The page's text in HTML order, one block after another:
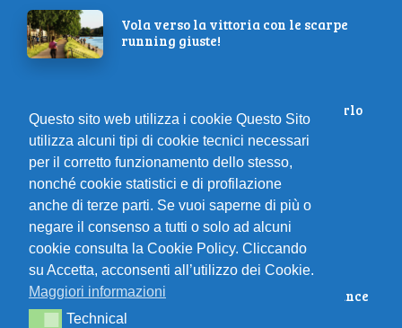
Vola verso la vittoria con le scarpe
running giuste!
Correre d’Estate: Perché e Come Farlo
al Meglio
15 pasti perfetti per la tua dieta
dimagrante
Dal Trail alla Maratona: Come le
Scarpe Influiscono sulla Performance
Questo sito web utilizza i cookie Questo Sito
utilizza alcuni tipi di cookie tecnici necessari
per il corretto funzionamento dello stesso,
nonché cookie statistici e di profilazione
anche di terze parti. Se vuoi saperne di più o
negare il consenso a tutti o solo ad alcuni
cookie consulta la Cookie Policy. Cliccando
su Accetta, acconsenti all’utilizzo dei Cookie.
Maggiori informazioni
TechnicalTechnical